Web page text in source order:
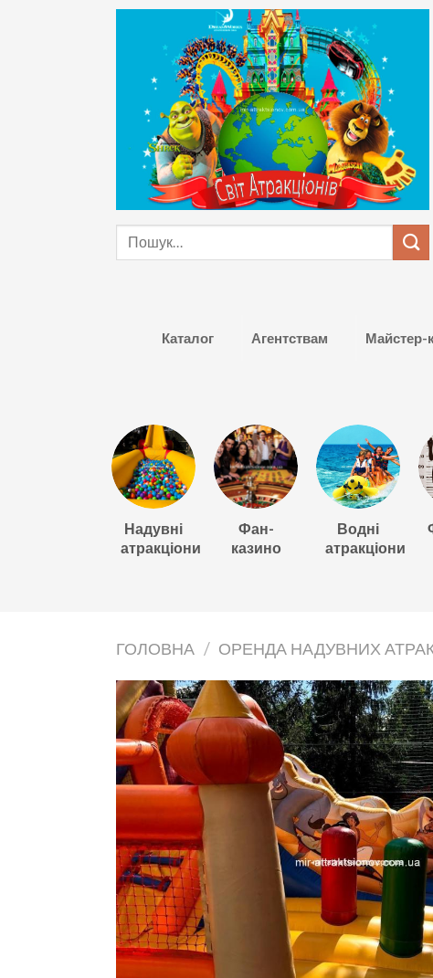
Шукати:
Каталог Агентствам Майстер-
Надувні
атракціони
Фан-
казино
Водні
атракціони
ГОЛОВНА / ОРЕНДА НАДУВНИХ